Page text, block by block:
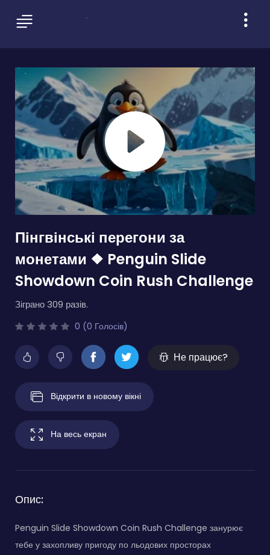
Пінгвінські перегони за
монетами ❖ Penguin Slide
Showdown Coin Rush Challenge
Зіграно 309 разів.
0 (0 Голосів)
Не працює?
Відкрити в новому вікні
На весь екран
Опис:
Penguin Slide Showdown Coin Rush Challenge занурює
тебе у захопливу пригоду по льодових просторах